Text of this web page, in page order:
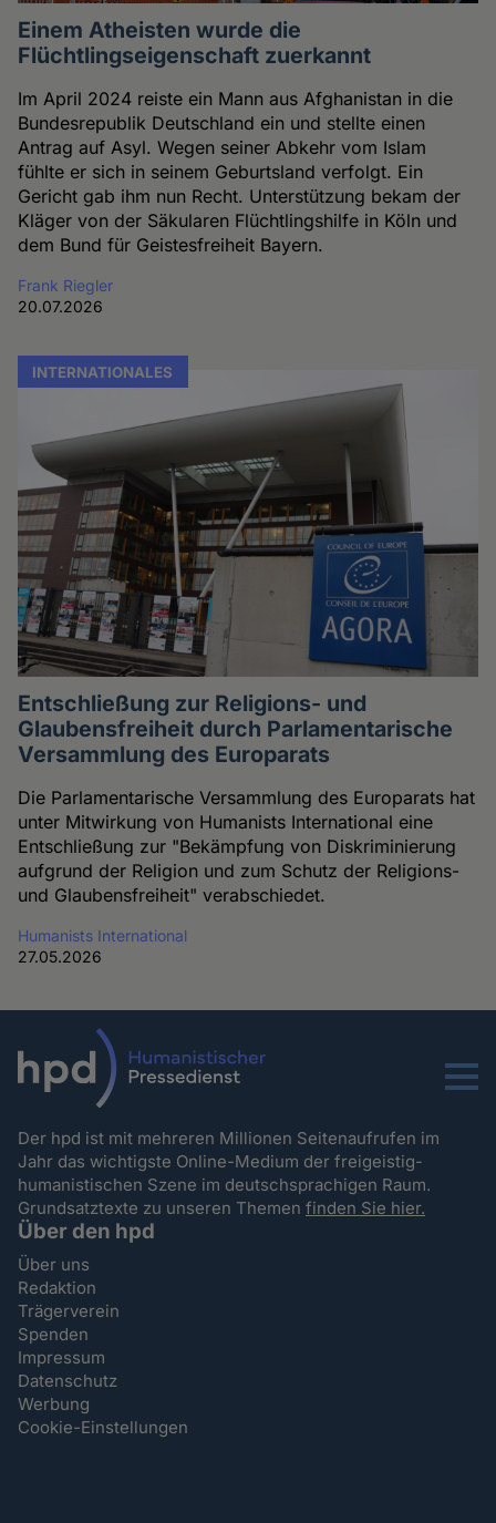
Einem Atheisten wurde die
Flüchtlingseigenschaft zuerkannt
Im April 2024 reiste ein Mann aus Afghanistan in die
Bundesrepublik Deutschland ein und stellte einen
Antrag auf Asyl. Wegen seiner Abkehr vom Islam
fühlte er sich in seinem Geburtsland verfolgt. Ein
Gericht gab ihm nun Recht. Unterstützung bekam der
Kläger von der Säkularen Flüchtlingshilfe in Köln und
dem Bund für Geistesfreiheit Bayern.
Frank Riegler
20.07.2026
INTERNATIONALES
Entschließung zur Religions- und
Glaubensfreiheit durch Parlamentarische
Versammlung des Europarats
Die Parlamentarische Versammlung des Europarats hat
unter Mitwirkung von Humanists International eine
Entschließung zur "Bekämpfung von Diskriminierung
aufgrund der Religion und zum Schutz der Religions-
und Glaubensfreiheit" verabschiedet.
Humanists International
27.05.2026
Menu
Der hpd ist mit mehreren Millionen Seitenaufrufen im
Jahr das wichtigste Online-Medium der freigeistig-
humanistischen Szene im deutschsprachigen Raum.
Grundsatztexte zu unseren Themenfinden Sie hier.
Über den hpd
Über uns
Redaktion
Trägerverein
Spenden
Impressum
Datenschutz
Werbung
Cookie-Einstellungen